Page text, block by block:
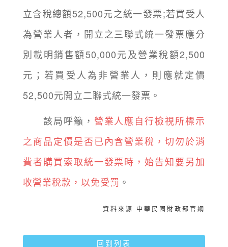
立含稅總額52,500元之統一發票;若買受人
為營業人者，開立之三聯式統一發票應分
別載明銷售額50,000元及營業稅額2,500
元；若買受人為非營業人，則應就定價
52,500元開立二聯式統一發票。
該局呼籲， 營業人應自行檢視所標示
之商品定價是否已內含營業稅，切勿於消
費者購買索取統一發票時，始告知要另加
收營業稅款，以免受罰 。
資料來源 中華民國財政部官網
回到列表